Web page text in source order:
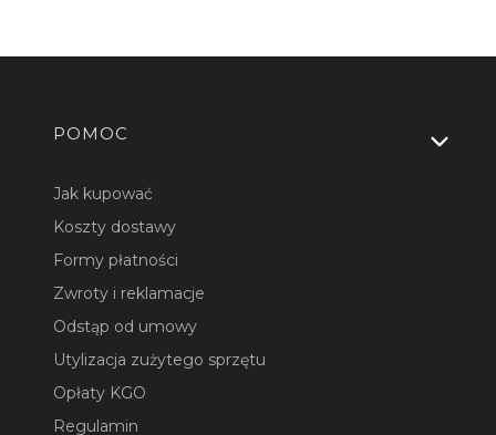
Linki w stopce
POMOC
Jak kupować
Koszty dostawy
Formy płatności
Zwroty i reklamacje
Odstąp od umowy
Utylizacja zużytego sprzętu
Opłaty KGO
Regulamin